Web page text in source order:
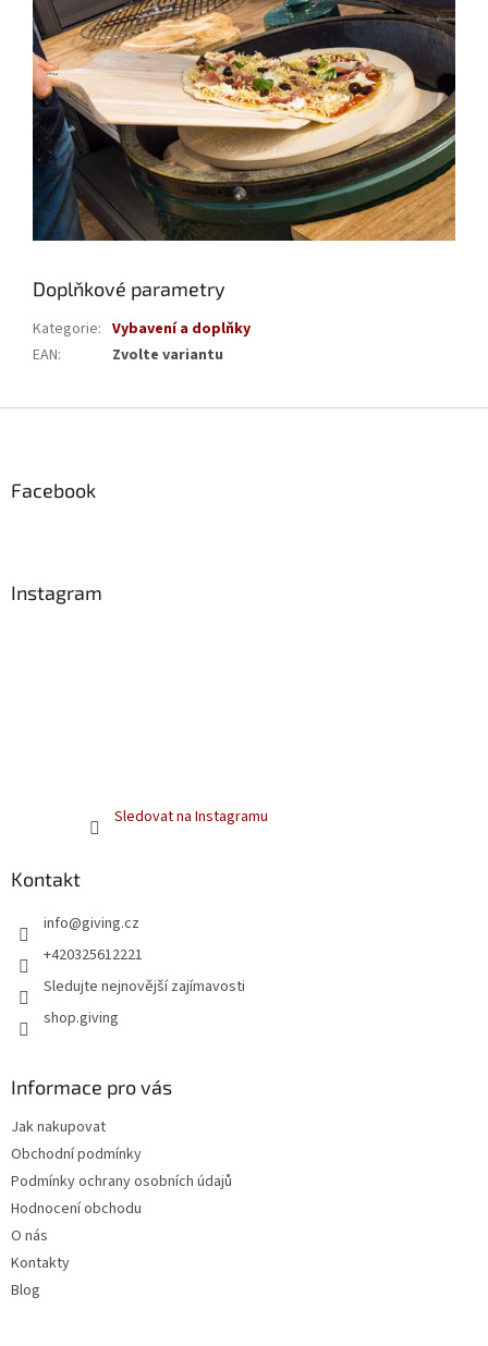
Doplňkové parametry
Kategorie: Vybavení a doplňky
EAN: Zvolte variantu
Facebook
Instagram
Sledovat na Instagramu
Kontakt
info@giving.cz
+420325612221
Sledujte nejnovější zajímavosti
shop.giving
Informace pro vás
Jak nakupovat
Obchodní podmínky
Podmínky ochrany osobních údajů
Hodnocení obchodu
O nás
Kontakty
Blog